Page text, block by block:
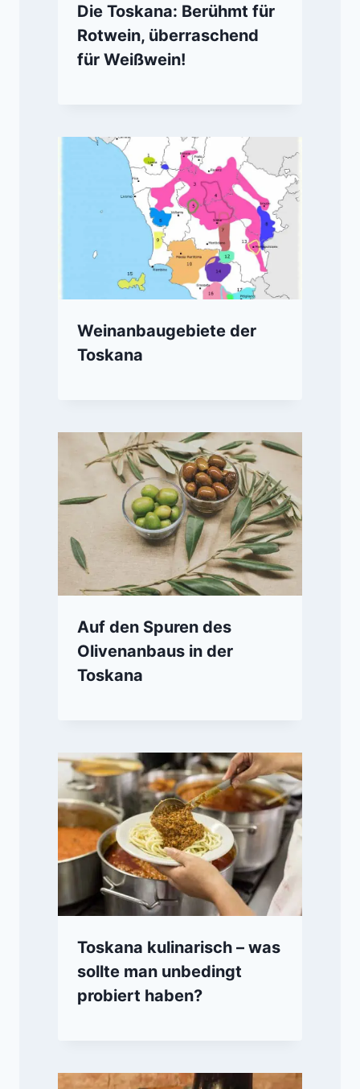
Die Toskana: Berühmt für
Rotwein, überraschend
für Weißwein!
Weinanbaugebiete der
Toskana
Auf den Spuren des
Olivenanbaus in der
Toskana
Toskana kulinarisch – was
sollte man unbedingt
probiert haben?